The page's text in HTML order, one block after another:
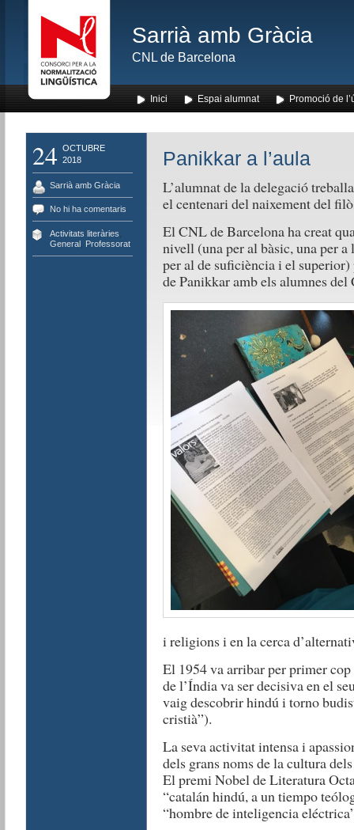
Sarrià amb Gràcia
CNL de Barcelona
Inici Espai alumnat Promoció de
24 OCTUBRE
2018
Sarrià amb Gràcia
No hi ha comentaris
Activitats literàries
General, Professorat
Panikkar a l’aula
L’alumnat de la delegació
el centenari del naixement del
El CNL de Barcelona ha creat
nivell (una per al bàsic, una per
per al de suficiència i el
de Panikkar amb els alumnes
i religions i en la cerca
El 1954 va arribar per primer
de l’Índia va ser decisiva en el
vaig descobrir hindú i torno
cristià”).
La seva activitat intensa i
dels grans noms de la cultura
El premi Nobel de Literatura
“catalán hindú, a un tiempo
“hombre de inteligencia